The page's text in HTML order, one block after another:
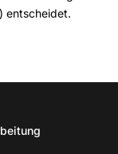
entscheidet.